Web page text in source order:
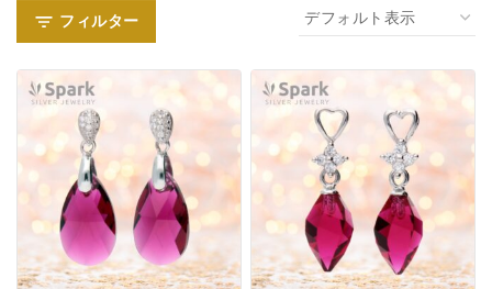
フィルター